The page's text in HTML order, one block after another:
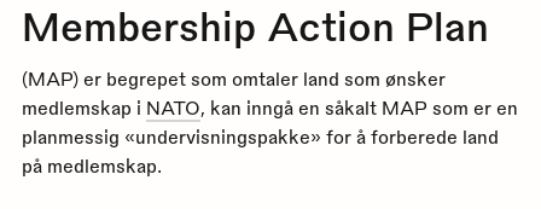
Membership Action Plan
(MAP) er begrepet som omtaler land som ønsker
medlemskap i NATO, kan inngå en såkalt MAP som er en
planmessig «undervisningspakke» for å forberede land
på medlemskap.